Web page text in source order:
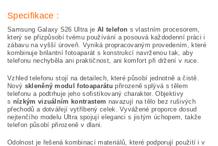
Specifikace :
Samsung Galaxy S26 Ultra je AI telefon s vlastním procesorem,
který se přizpůsobí tvému používání a posouvá každodenní práci i
zábavu na vyšší úroveň. Vyniká propracovaným provedením, které
kombinuje brilantní fotoaparát s konstrukcí navrženou tak, aby
telefonu nechyběla ani praktičnost, ani komfort při držení v ruce.
Vzhled telefonu stojí na detailech, které působí jednotně a čistě.
Nový skleněný modul fotoaparátu přirozeně splývá s tělem
telefonu a podtrhuje jeho sofistikovaný charakter. Objektivy
s nízkým vizuálním kontrastem navazují na tělo bez rušivých
přechodů a dotvářejí vytříbený celek. Vyvážené proporce dosud
nejtenčího modelu Ultra spojují eleganci s jistým úchopem, takže
telefon působí přirozeně v dlani.
Odolnost je řešená kombinací materiálů, které podporují použití i v